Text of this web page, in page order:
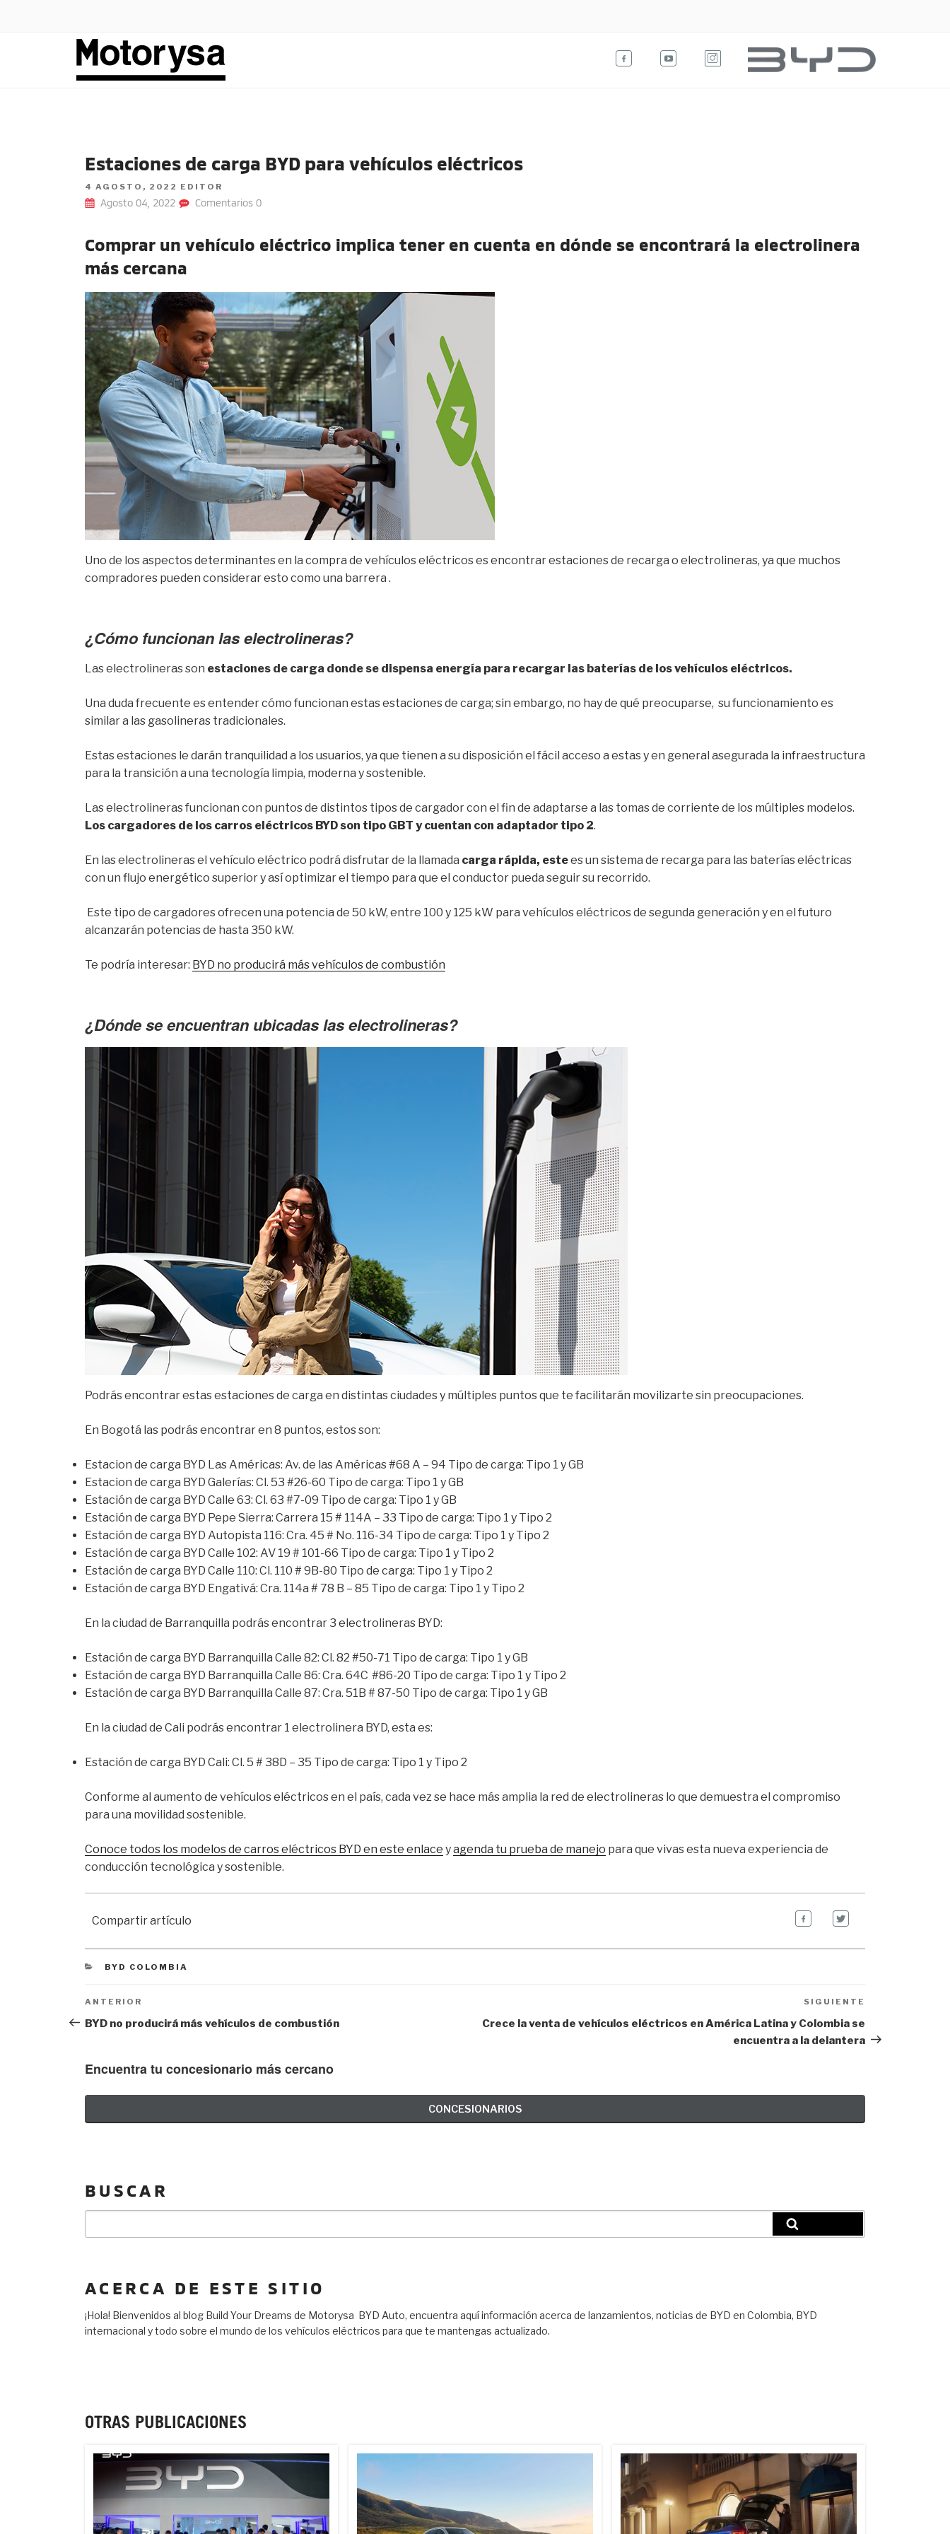
BYD AUTO COLOMBIA
Te damos la bienvenida al blog oficial de BYD Auto Colombia.
Estaciones de carga BYD para vehículos eléctricos
POSTED
ON
4 AGOSTO, 2022 EDITOR
Agosto 04, 2022 Comentarios 0
Comprar un vehículo eléctrico implica tener en cuenta en dónde se encontrará la electrolinera
más cercana
Uno de los aspectos determinantes en la compra de vehículos eléctricos es encontrar estaciones de recarga o electrolineras, ya que muchos
compradores pueden considerar esto como una barrera .
¿Cómo funcionan las electrolineras?
Las electrolineras son estaciones de carga donde se dispensa energía para recargar las baterías de los vehículos eléctricos.
Una duda frecuente es entender cómo funcionan estas estaciones de carga; sin embargo, no hay de qué preocuparse, su funcionamiento es
similar a las gasolineras tradicionales.
Estas estaciones le darán tranquilidad a los usuarios, ya que tienen a su disposición el fácil acceso a estas y en general asegurada la infraestructura
para la transición a una tecnología limpia, moderna y sostenible.
Las electrolineras funcionan con puntos de distintos tipos de cargador con el fin de adaptarse a las tomas de corriente de los múltiples modelos.
Los cargadores de los carros eléctricos BYD son tipo GBT y cuentan con adaptador tipo 2.
En las electrolineras el vehículo eléctrico podrá disfrutar de la llamada carga rápida, estees un sistema de recarga para las baterías eléctricas
con un flujo energético superior y así optimizar el tiempo para que el conductor pueda seguir su recorrido.
Este tipo de cargadores ofrecen una potencia de 50 kW, entre 100 y 125 kW para vehículos eléctricos de segunda generación y en el futuro
alcanzarán potencias de hasta 350 kW.
Te podría interesar: BYD no producirá más vehículos de combustión
¿Dónde se encuentran ubicadas las electrolineras?
Podrás encontrar estas estaciones de carga en distintas ciudades y múltiples puntos que te facilitarán movilizarte sin preocupaciones.
En Bogotá las podrás encontrar en 8 puntos, estos son:
Estacion de carga BYD Las Américas: Av. de las Américas #68 A – 94 Tipo de carga: Tipo 1 y GB
Estacion de carga BYD Galerías: Cl. 53 #26-60 Tipo de carga: Tipo 1 y GB
Estación de carga BYD Calle 63: Cl. 63 #7-09 Tipo de carga: Tipo 1 y GB
Estación de carga BYD Pepe Sierra: Carrera 15 # 114A – 33 Tipo de carga: Tipo 1 y Tipo 2
Estación de carga BYD Autopista 116: Cra. 45 # No. 116-34 Tipo de carga: Tipo 1 y Tipo 2
Estación de carga BYD Calle 102: AV 19 # 101-66 Tipo de carga: Tipo 1 y Tipo 2
Estación de carga BYD Calle 110: Cl. 110 # 9B-80 Tipo de carga: Tipo 1 y Tipo 2
Estación de carga BYD Engativá: Cra. 114a # 78 B – 85 Tipo de carga: Tipo 1 y Tipo 2
En la ciudad de Barranquilla podrás encontrar 3 electrolineras BYD:
Estación de carga BYD Barranquilla Calle 82: Cl. 82 #50-71 Tipo de carga: Tipo 1 y GB
Estación de carga BYD Barranquilla Calle 86: Cra. 64C #86-20 Tipo de carga: Tipo 1 y Tipo 2
Estación de carga BYD Barranquilla Calle 87: Cra. 51B # 87-50 Tipo de carga: Tipo 1 y GB
En la ciudad de Cali podrás encontrar 1 electrolinera BYD, esta es:
Estación de carga BYD Cali: Cl. 5 # 38D – 35 Tipo de carga: Tipo 1 y Tipo 2
Conforme al aumento de vehículos eléctricos en el país, cada vez se hace más amplia la red de electrolineras lo que demuestra el compromiso
para una movilidad sostenible.
Conoce todos los modelos de carros eléctricos BYD en este enlace yagenda tu prueba de manejo para que vivas esta nueva experiencia de
conducción tecnológica y sostenible.
Compartir artículo
CATEGORIES
BYD COLOMBIA
Navegación de entradas
Previous
Post
ANTERIOR
BYD no producirá más vehículos de combustión
SIGUIENTE
Crece la venta de vehículos eléctricos en América Latina y Colombia se
encuentra a la delantera
Encuentra tu concesionario más cercano
CONCESIONARIOS
BUSCAR
por:
ACERCA DE ESTE SITIO
¡Hola! Bienvenidos al blog Build Your Dreams de Motorysa BYD Auto, encuentra aquí información acerca de lanzamientos, noticias de BYD en Colombia, BYD
internacional y todo sobre el mundo de los vehículos eléctricos para que te mantengas actualizado.
OTRAS PUBLICACIONES